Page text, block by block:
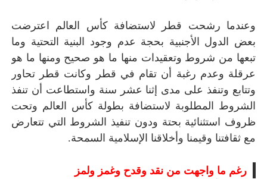
وعندما رشحت قطر لاستضافة كأس العالم اعترضت
بعض الدول الأجنبية بحجة عدم وجود البنية التحتية وما
تبعها من شروط وتعقيدات منها ما هو صحيح ومنها ما هو
عرقلة وعدم رغبة أن تقام في قطر وكانت قطر تحاور
وتتابع وتنفذ على مدى إثنا عشر سنة واستطاعت أن تنفذ
الشروط المطلوبة لاستضافة بطولة كأس العالم وتحت
ظروف استثنائية بحتة ودون تنفيذ الشروط التي تتعارض
مع ثقافتنا وقيمنا وأخلاقنا الإسلامية السمحة.
رغم ما واجهت من نقد وقدح وغمز ولمز